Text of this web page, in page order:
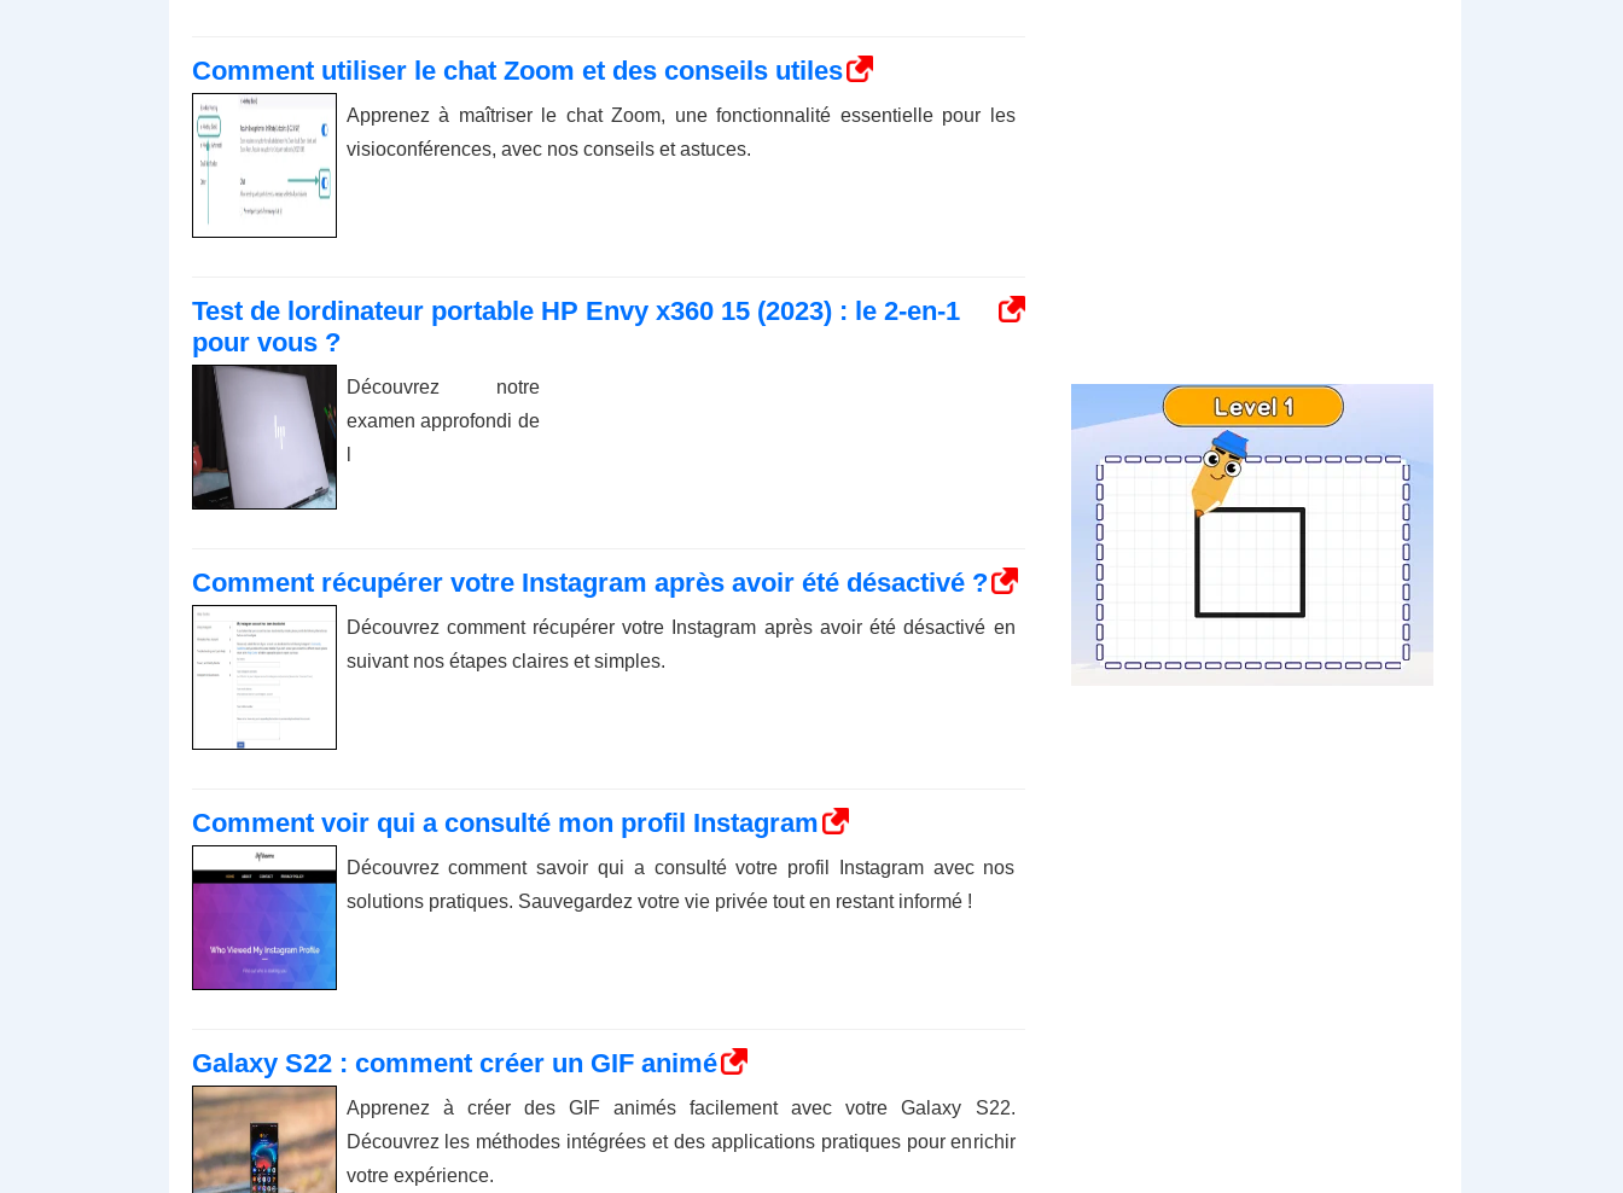
Comment utiliser le chat Zoom et des conseils utiles
Apprenez à maîtriser le chat Zoom, une fonctionnalité essentielle pour les
visioconférences, avec nos conseils et astuces.
Test de lordinateur portable HP Envy x360 15 (2023) : le 2-en-1
pour vous ?
Découvrez notre
examen approfondi de
Comment récupérer votre Instagram après avoir été désactivé ?
Découvrez comment récupérer votre Instagram après avoir été désactivé en
suivant nos étapes claires et simples.
Comment voir qui a consulté mon profil Instagram
Découvrez comment savoir qui a consulté votre profil Instagram avec nos
solutions pratiques. Sauvegardez votre vie privée tout en restant informé !
Galaxy S22 : comment créer un GIF animé
Apprenez à créer des GIF animés facilement avec votre Galaxy S22.
Découvrez les méthodes intégrées et des applications pratiques pour enrichir
votre expérience.